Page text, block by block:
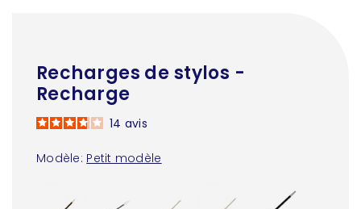
Recharges de stylos -
Recharge
Modèle: Petit modèle
14 avis